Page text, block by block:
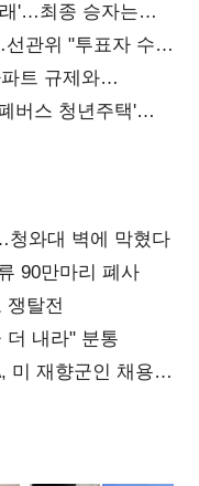
'…최종 승자는
관위 "투표자 수
트 규제와
버스 청년주택'
와대 벽에 막혔다
90만마리 폐사
쟁탈전
내라" 분통
미 재향군인 채용